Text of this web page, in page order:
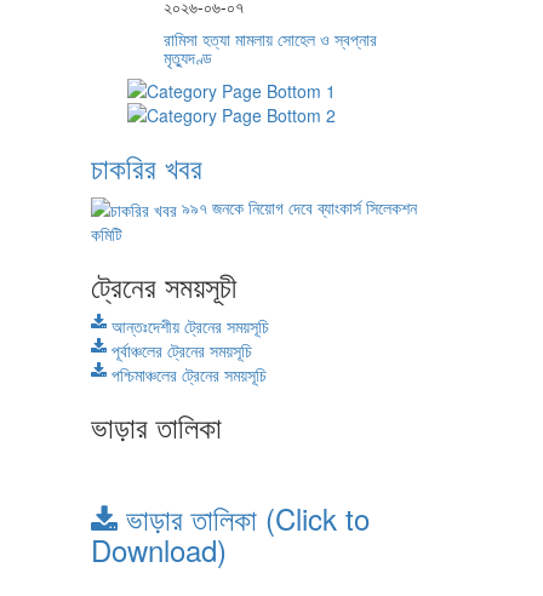
২০২৬-০৬-০৭
রামিসা হত্যা মামলায় সোহেল ও স্বপ্নার
মৃত্যুদণ্ড
চাকরির খবর
৯৯৭ জনকে নিয়োগ দেবে ব্যাংকার্স সিলেকশন
কমিটি
ট্রেনের সময়সূচী
আন্তঃদেশীয় ট্রেনের সময়সূচি
পূর্বাঞ্চলের ট্রেনের সময়সূচি
পশ্চিমাঞ্চলের ট্রেনের সময়সূচি
ভাড়ার তালিকা
ভাড়ার তালিকা (Click to
Download)